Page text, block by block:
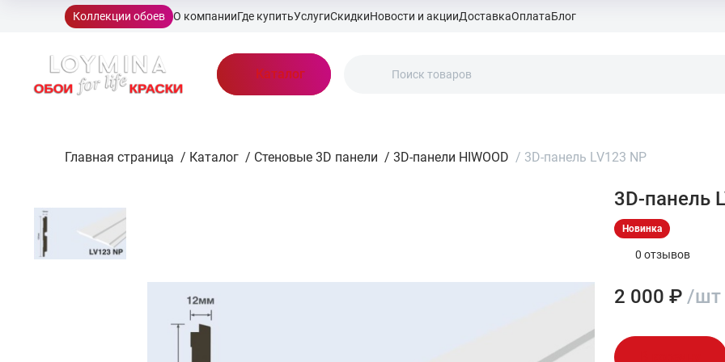
Коллекции обоев О компанииГде купитьУслугиСкидкиНовости и акцииДоставкаОплатаБлог
Каталог
Главная страница / Каталог / Стеновые 3D панели / 3D-панели HIWOOD / 3D-панель LV123 NP
3D-панель
Новинка
0 отзывов
2 000 ₽ /шт